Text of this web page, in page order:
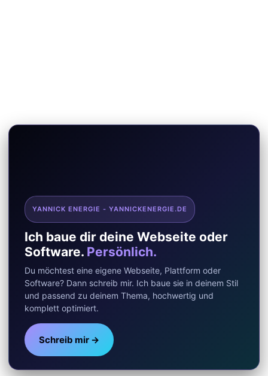
YANNICK ENERGIE - YANNICKENERGIE.DE
Ich baue dir deine Webseite oder
Software. Persönlich.
Du möchtest eine eigene Webseite, Plattform oder
Software? Dann schreib mir. Ich baue sie in deinem Stil
und passend zu deinem Thema, hochwertig und
komplett optimiert.
Schreib mir →